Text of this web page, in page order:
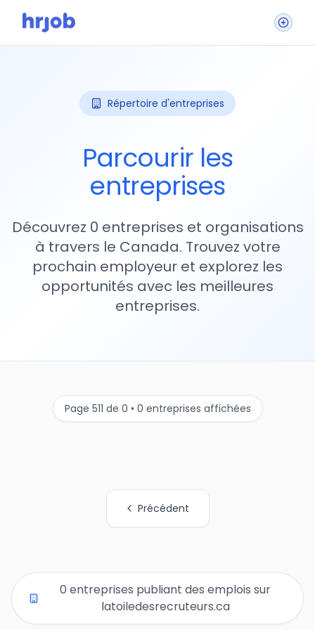
Répertoire d'entreprises
Parcourir les
entreprises
Découvrez 0 entreprises et organisations
à travers le Canada. Trouvez votre
prochain employeur et explorez les
opportunités avec les meilleures
entreprises.
Page 511 de 0 • 0 entreprises affichées
Précédent
0 entreprises publiant des emplois sur
latoiledesrecruteurs.ca